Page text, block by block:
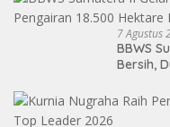
7 Agustus
BBWS
Bersih,